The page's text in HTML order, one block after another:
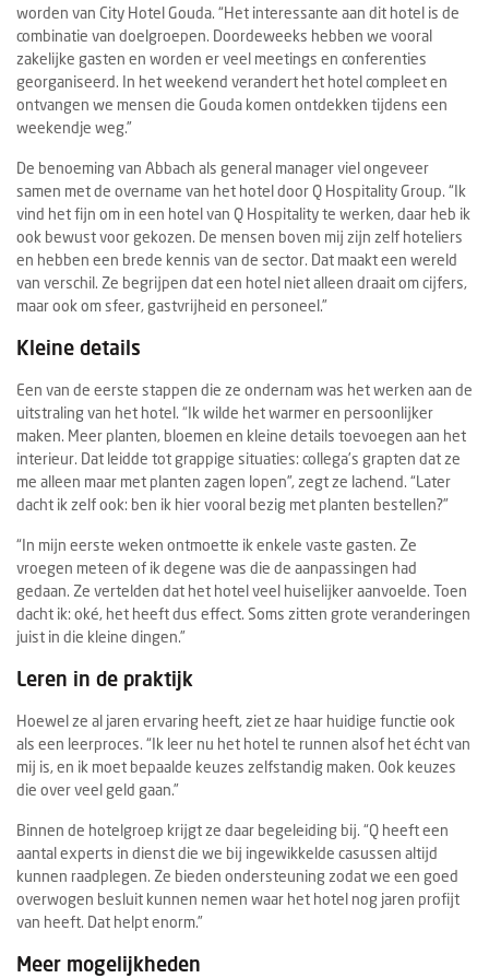
worden van City Hotel Gouda. “Het interessante aan dit hotel is de
combinatie van doelgroepen. Doordeweeks hebben we vooral
zakelijke gasten en worden er veel meetings en conferenties
georganiseerd. In het weekend verandert het hotel compleet en
ontvangen we mensen die Gouda komen ontdekken tijdens een
weekendje weg.”
De benoeming van Abbach als general manager viel ongeveer
samen met de overname van het hotel door Q Hospitality Group. “Ik
vind het fijn om in een hotel van Q Hospitality te werken, daar heb ik
ook bewust voor gekozen. De mensen boven mij zijn zelf hoteliers
en hebben een brede kennis van de sector. Dat maakt een wereld
van verschil. Ze begrijpen dat een hotel niet alleen draait om cijfers,
maar ook om sfeer, gastvrijheid en personeel.”
Kleine details
Een van de eerste stappen die ze ondernam was het werken aan de
uitstraling van het hotel. “Ik wilde het warmer en persoonlijker
maken. Meer planten, bloemen en kleine details toevoegen aan het
interieur. Dat leidde tot grappige situaties: collega’s grapten dat ze
me alleen maar met planten zagen lopen”, zegt ze lachend. “Later
dacht ik zelf ook: ben ik hier vooral bezig met planten bestellen?”
“In mijn eerste weken ontmoette ik enkele vaste gasten. Ze
vroegen meteen of ik degene was die de aanpassingen had
gedaan. Ze vertelden dat het hotel veel huiselijker aanvoelde. Toen
dacht ik: oké, het heeft dus effect. Soms zitten grote veranderingen
juist in die kleine dingen.”
Leren in de praktijk
Hoewel ze al jaren ervaring heeft, ziet ze haar huidige functie ook
als een leerproces. “Ik leer nu het hotel te runnen alsof het écht van
mij is, en ik moet bepaalde keuzes zelfstandig maken. Ook keuzes
die over veel geld gaan.”
Binnen de hotelgroep krijgt ze daar begeleiding bij. “Q heeft een
aantal experts in dienst die we bij ingewikkelde casussen altijd
kunnen raadplegen. Ze bieden ondersteuning zodat we een goed
overwogen besluit kunnen nemen waar het hotel nog jaren profijt
van heeft. Dat helpt enorm.”
Meer mogelijkheden